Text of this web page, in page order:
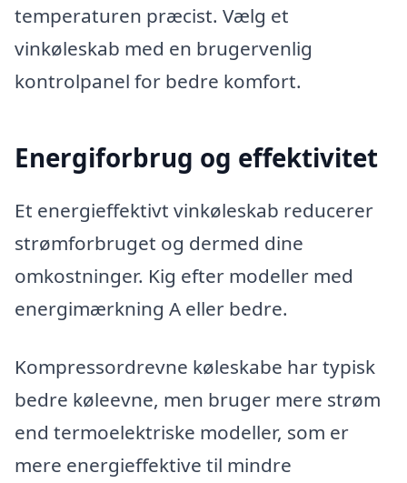
temperaturen præcist. Vælg et
vinkøleskab med en brugervenlig
kontrolpanel for bedre komfort.
Energiforbrug og effektivitet
Et energieffektivt vinkøleskab reducerer
strømforbruget og dermed dine
omkostninger. Kig efter modeller med
energimærkning A eller bedre.
Kompressordrevne køleskabe har typisk
bedre køleevne, men bruger mere strøm
end termoelektriske modeller, som er
mere energieffektive til mindre